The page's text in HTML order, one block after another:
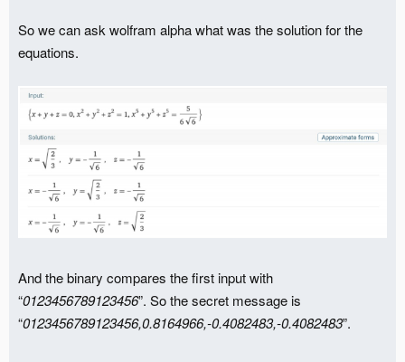
So we can ask wolfram alpha what was the solution for the
equations.
And the binary compares the first input with
“0123456789123456”. So the secret message is
“0123456789123456,0.8164966,-0.4082483,-0.4082483”.